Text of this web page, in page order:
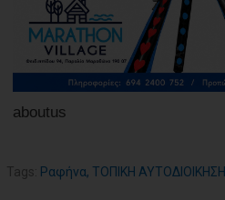
aboutus
Tags: Ραφήνα, ΤΟΠΙΚΗ ΑΥΤΟΔΙΟΙΚΗΣΗ